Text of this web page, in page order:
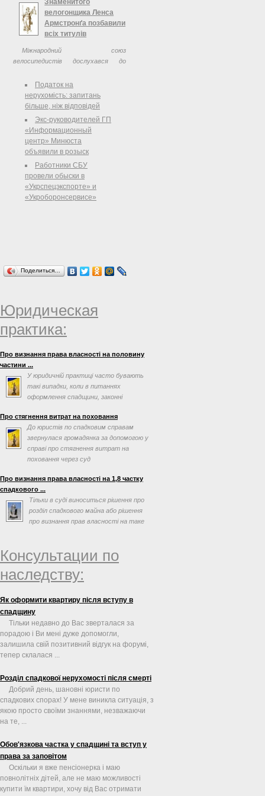
Знаменитого
велогонщика Ленса
Армстронґа позбавили
всіх титулів
Міжнародний союз
велосипедистів дослухався до
антидопінгової агенції і позбавив
семиразового чемпіона Тур де
Франс Ленса Армстронґа усіх його
Податок на
нерухомість: запитань
більше, ніж відповідей
Экс-руководителей ГП
«Информационный
центр» Минюста
объявили в розыск
Работники СБУ
провели обыски в
«Укрспецэкспорте» и
«Укроборонсервисе»
Поделиться…
Юридическая
практика:
Про визнання права власності на половину
частини ...
У юридичній практиці часто бувають
такі випадки, коли в питаннях
оформлення спадщини, законні
Про стягнення витрат на поховання
До юристів по спадковим справам
звернулася громадянка за допомогою у
справі про стягнення витрат на
поховання через суд
Про визнання права власності на 1,8 частку
спадкового ...
Тільки в суді виноситься рішення про
розділ спадкового майна або рішення
про визнання прав власності на таке
Консультации по
наследству:
Як оформити квартиру після вступу в
спадщину
Тільки недавно до Вас зверталася за
порадою і Ви мені дуже допомогли,
залишила свій позитивний відгук на форумі,
тепер склалася ...
Розділ спадкової нерухомості після смерті
Добрий день, шановні юристи по
спадкових спорах! У мене виникла ситуація, з
якою просто своїми знаннями, незважаючи
на те, ...
Обов'язкова частка у спадщині та вступ у
права за заповітом
Оскільки я вже пенсіонерка і маю
повнолітніх дітей, але не маю можливості
купити їм квартири, хочу від Вас отримати